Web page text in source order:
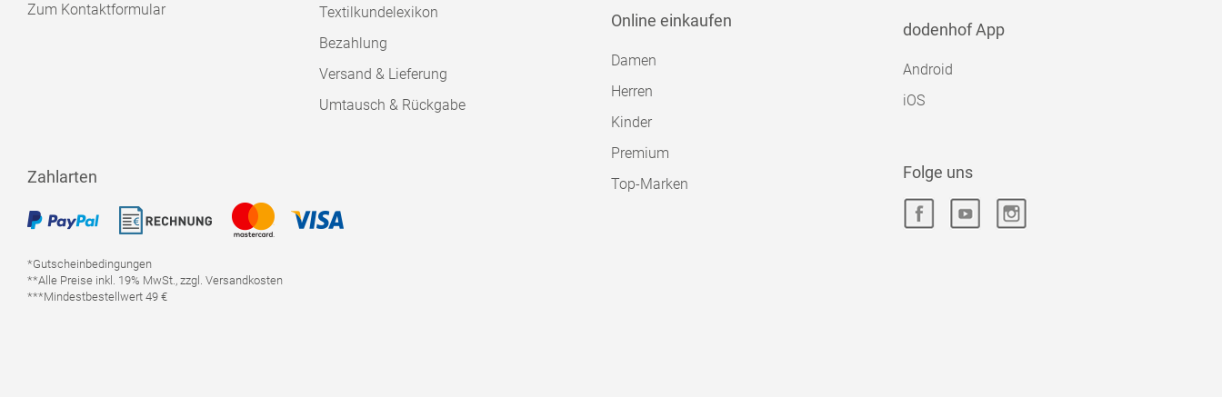
Zum Kontaktformular
Textilkundelexikon
Bezahlung
Versand & Lieferung
Umtausch & Rückgabe
Online einkaufen
Damen
Herren
Kinder
Premium
Top-Marken
dodenhof App
Android
iOS
Zahlarten
*Gutscheinbedingungen
**Alle Preise inkl. 19% MwSt., zzgl. Versandkosten
***Mindestbestellwert 49 €
Folge uns